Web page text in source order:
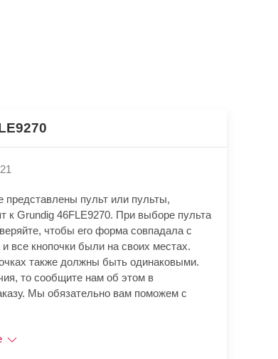
представлены пульт или пульты,
к Grundig 46FLE9270. При выборе пульта
чтобы его форма совпадала с
все кнопочки были на своих местах.
также должны быть одинаковыми.
то сообщите нам об этом в
Мы обязательно вам поможем с